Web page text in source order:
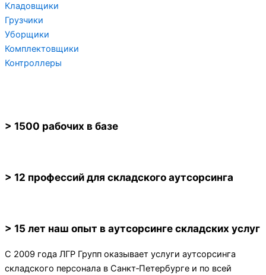
Кладовщики
Грузчики
Уборщики
Комплектовщики
Контроллеры
> 1500 рабочих в базе
> 12 профессий для складского аутсорсинга
> 15 лет наш опыт в аутсорсинге складских услуг
С 2009 года ЛГР Групп оказывает услуги аутсорсинга
складского персонала в Санкт‑Петербурге и по всей